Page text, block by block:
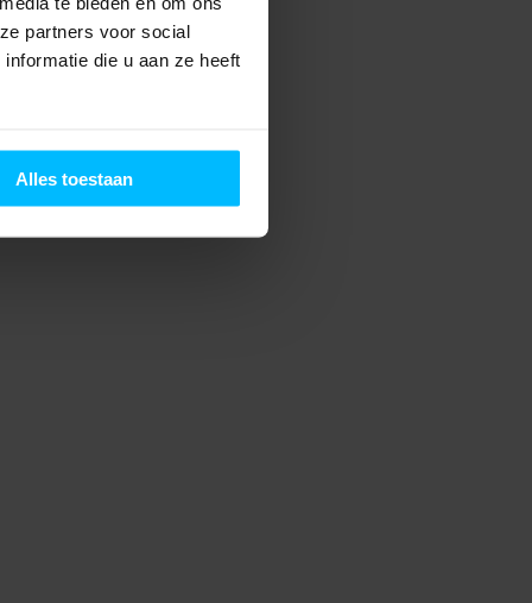
partners voor social
die u aan ze heeft
Alles toestaan